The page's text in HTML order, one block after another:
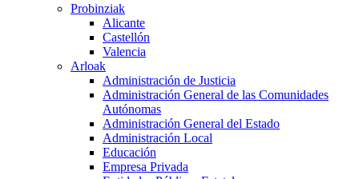
Probinziak
Alicante
Castellón
Valencia
Arloak
Administración de Justicia
Administración General de las Comunidades
Autónomas
Administración General del Estado
Administración Local
Educación
Empresa Privada